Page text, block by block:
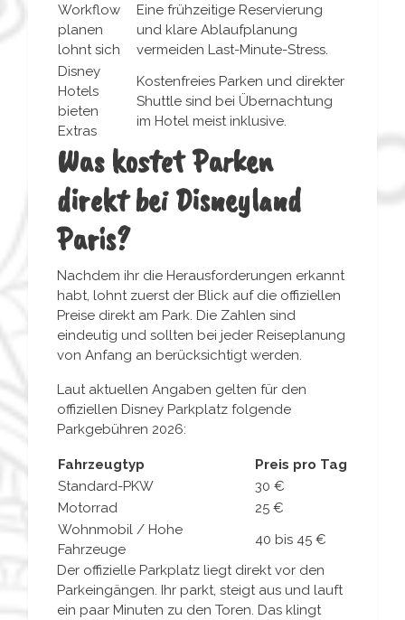
Workflow
planen
lohnt sich
Eine frühzeitige Reservierung
und klare Ablaufplanung
vermeiden Last-Minute-Stress.
Disney
Hotels
bieten
Extras
Kostenfreies Parken und direkter
Shuttle sind bei Übernachtung
im Hotel meist inklusive.
Was kostet Parken
direkt bei Disneyland
Paris?
Nachdem ihr die Herausforderungen erkannt
habt, lohnt zuerst der Blick auf die offiziellen
Preise direkt am Park. Die Zahlen sind
eindeutig und sollten bei jeder Reiseplanung
von Anfang an berücksichtigt werden.
Laut aktuellen Angaben gelten für den
offiziellen Disney Parkplatz folgende
Parkgebühren 2026:
Fahrzeugtyp
Preis pro Tag
Standard-PKW
30 €
Motorrad
25 €
Wohnmobil / Hohe
Fahrzeuge
40 bis 45 €
Der offizielle Parkplatz liegt direkt vor den
Parkeingängen. Ihr parkt, steigt aus und lauft
ein paar Minuten zu den Toren. Das klingt